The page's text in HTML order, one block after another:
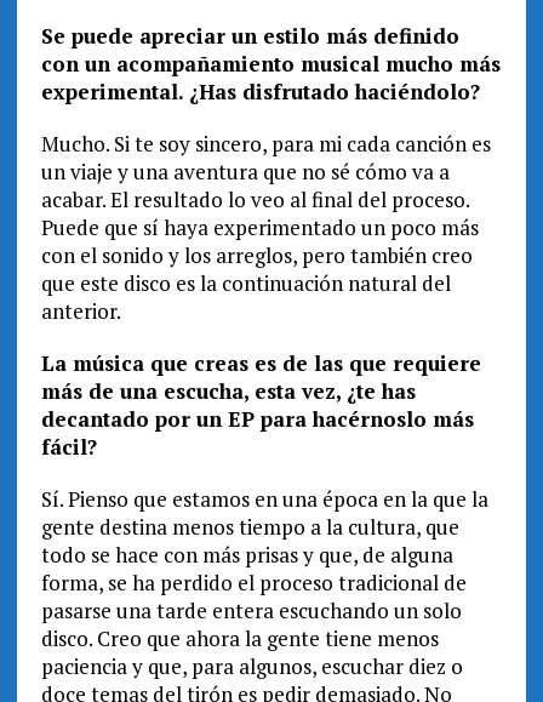
Se puede apreciar un estilo más definido
con un acompañamiento musical mucho más
experimental. ¿Has disfrutado haciéndolo?
Mucho. Si te soy sincero, para mi cada canción es
un viaje y una aventura que no sé cómo va a
acabar. El resultado lo veo al final del proceso.
Puede que sí haya experimentado un poco más
con el sonido y los arreglos, pero también creo
que este disco es la continuación natural del
anterior.
La música que creas es de las que requiere
más de una escucha, esta vez, ¿te has
decantado por un EP para hacérnoslo más
fácil?
Sí. Pienso que estamos en una época en la que la
gente destina menos tiempo a la cultura, que
todo se hace con más prisas y que, de alguna
forma, se ha perdido el proceso tradicional de
pasarse una tarde entera escuchando un solo
disco. Creo que ahora la gente tiene menos
paciencia y que, para algunos, escuchar diez o
doce temas del tirón es pedir demasiado. No